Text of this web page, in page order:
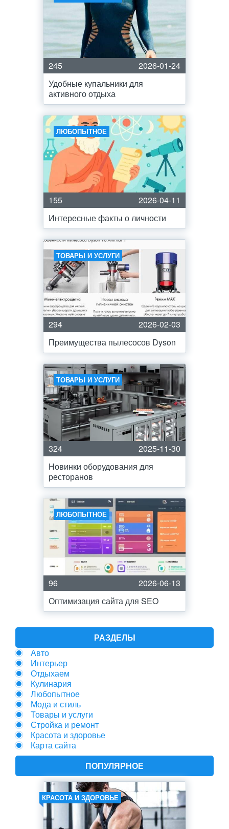
245
2026-01-24
Удобные купальники для
активного отдыха
ЛЮБОПЫТНОЕ
155
2026-04-11
Интересные факты о личности
ТОВАРЫ И УСЛУГИ
294
2026-02-03
Преимущества пылесосов Dyson
ТОВАРЫ И УСЛУГИ
324
2025-11-30
Новинки оборудования для
ресторанов
ЛЮБОПЫТНОЕ
96
2026-06-13
Оптимизация сайта для SEO
РАЗДЕЛЫ
Авто
Интерьер
Отдыхаем
Кулинария
Любопытное
Мода и стиль
Товары и услуги
Стройка и ремонт
Красота и здоровье
Карта сайта
ПОПУЛЯРНОЕ
КРАСОТА И ЗДОРОВЬЕ